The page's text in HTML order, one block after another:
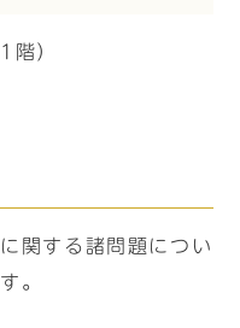
階）
関する諸問題につい
。